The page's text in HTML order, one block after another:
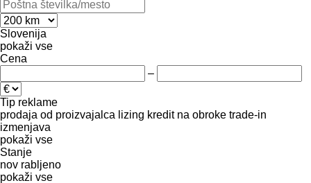
Slovenija
pokaži vse
Cena
–
Tip reklame
prodaja od proizvajalca lizing kredit na obroke trade-in
izmenjava
pokaži vse
Stanje
nov rabljeno
pokaži vse